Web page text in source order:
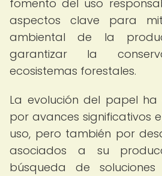
fomento del uso
aspectos clave para
ambiental de la
garantizar la
ecosistemas forestales.
La evolución del papel
por avances significativos
uso, pero también por
asociados a su
búsqueda de